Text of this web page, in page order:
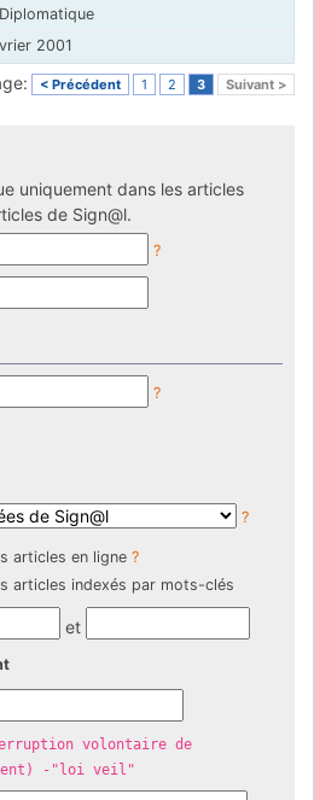
2001
< Précédent 1 2 3 Suivant >
uniquement dans les articles
de Sign@l.
?
?
?
articles en ligne ?
articles indexés par mots-clés
et
volontaire de
-"loi veil"